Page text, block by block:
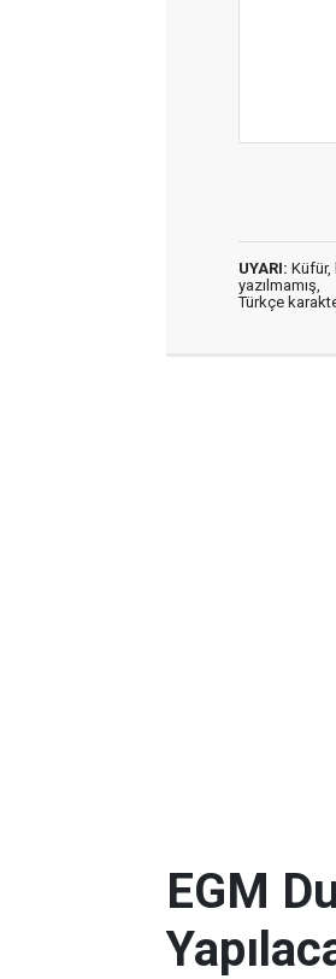
UYARI: Küfür,
yazılmamış,
Türkçe
EGM